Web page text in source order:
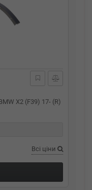
X2 (F39) 17- (R)
Всі ціни